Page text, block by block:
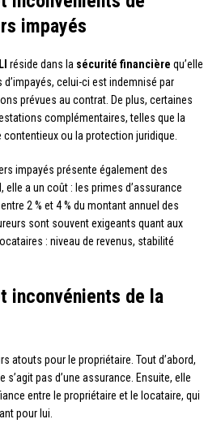
impayés
réside dans la sécurité financière qu’elle
celui-ci est indemnisé par
prévues au contrat. De plus, certaines
complémentaires, telles que la
ou la protection juridique.
impayés présente également des
elle a un coût : les primes d’assurance
2 % et 4 % du montant annuel des
sont souvent exigeants quant aux
: niveau de revenus, stabilité
inconvénients de la
atouts pour le propriétaire. Tout d’abord,
s’agit pas d’une assurance. Ensuite, elle
entre le propriétaire et le locataire, qui
pour lui.